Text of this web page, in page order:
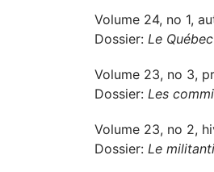
Volume 24, no 1,
Dossier: Le
Volume 23, no 3,
Dossier: Les
Volume 23, no 2,
Dossier: Le